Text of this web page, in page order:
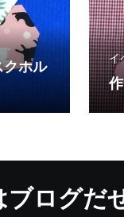
クホル
イ
ログだ